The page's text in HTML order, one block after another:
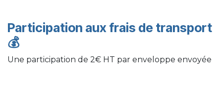
Participation aux frais de transport
💰
Une participation de 2€ HT par enveloppe envoyée